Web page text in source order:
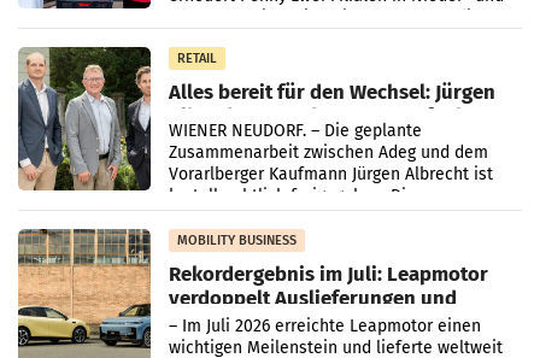
RETAIL
Alles bereit für den Wechsel: Jürgen
Albrecht setzt ab 1.1.2027 auf Adeg
WIENER NEUDORF. – Die geplante
Zusammenarbeit zwischen Adeg und dem
Vorarlberger Kaufmann Jürgen Albrecht ist
kartellrechtlich freigegeben: Die
Bundeswettbewerbsbehörde und der
Bundeskartellanwalt
MOBILITY BUSINESS
Rekordergebnis im Juli: Leapmotor
verdoppelt Auslieferungen und
überschreitet die 100.000er-Marke
– Im Juli 2026 erreichte Leapmotor einen
wichtigen Meilenstein und lieferte weltweit